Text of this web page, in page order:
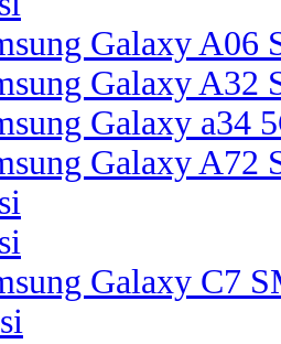
Galaxy A06
Galaxy A32
Galaxy a34
Galaxy A72
Galaxy C7